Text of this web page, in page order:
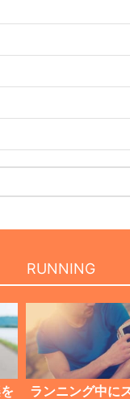
RUNNING
ランニング中に